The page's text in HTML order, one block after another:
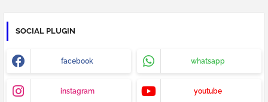
SOCIAL PLUGIN
facebook whatsapp
instagram youtube